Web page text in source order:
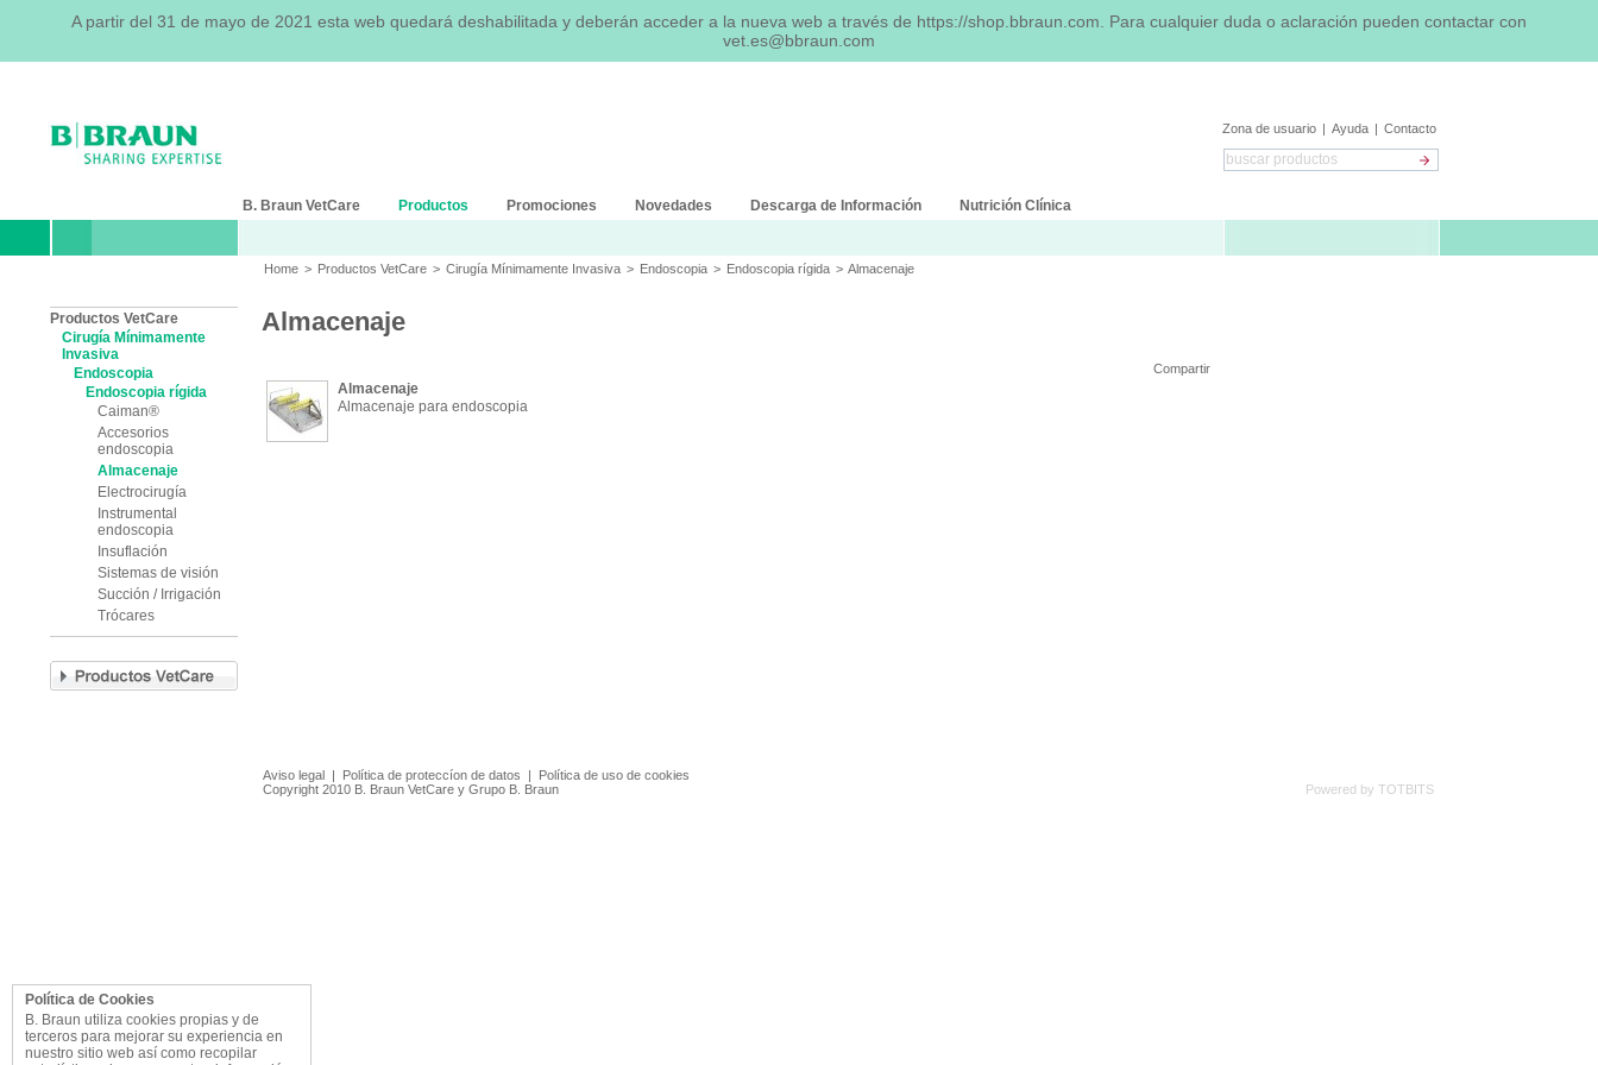
Política de Cookies
B. Braun utiliza cookies propias y de
terceros para mejorar su experiencia en
nuestro sitio web así como recopilar
A partir del 31 de mayo de 2021 esta web quedará deshabilitada y deberán acceder a la nueva web a través de https://shop.bbraun.com. Para cualquier duda o aclaración pueden contactar con
vet.es@bbraun.com
Zona de usuario | Ayuda | Contacto
B. Braun VetCare Productos Promociones Novedades Descarga de Información Nutrición Clínica
Home > Productos VetCare > Cirugía Mínimamente Invasiva > Endoscopia > Endoscopia rígida > Almacenaje
Productos VetCare
Cirugía Mínimamente
Invasiva
Endoscopia
Endoscopia rígida
Caiman®
Accesorios
endoscopia
Almacenaje
Electrocirugía
Instrumental
endoscopia
Insuflación
Sistemas de visión
Succión / Irrigación
Trócares
Almacenaje
Compartir
Almacenaje
Almacenaje para endoscopia
Aviso legal | Política de proteccíon de datos | Política de uso de cookies
Copyright 2010 B. Braun VetCare y Grupo B. Braun
Powered by TOTBITS